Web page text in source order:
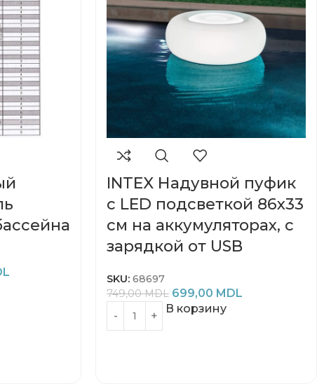
INTEX Надувной пуфик
с LED подсветкой 86х33
см на аккумуляторах, с
зарядкой от USB
SKU: 68697
749,00MDL 699,00 MDL
В корзину